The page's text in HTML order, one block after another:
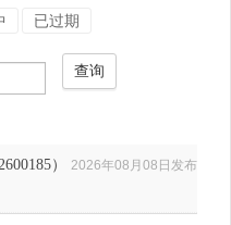
已过期
查询
）
2026年08月08日发布